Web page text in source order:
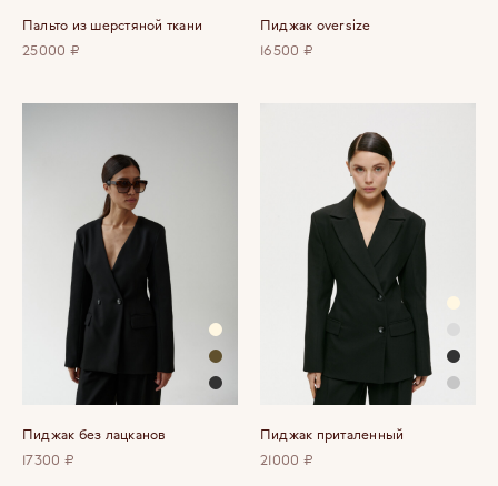
Пальто из шерстяной ткани
25000 ₽
Пиджак oversize
16500 ₽
Пиджак без лацканов
17300 ₽
Пиджак приталенный
21000 ₽